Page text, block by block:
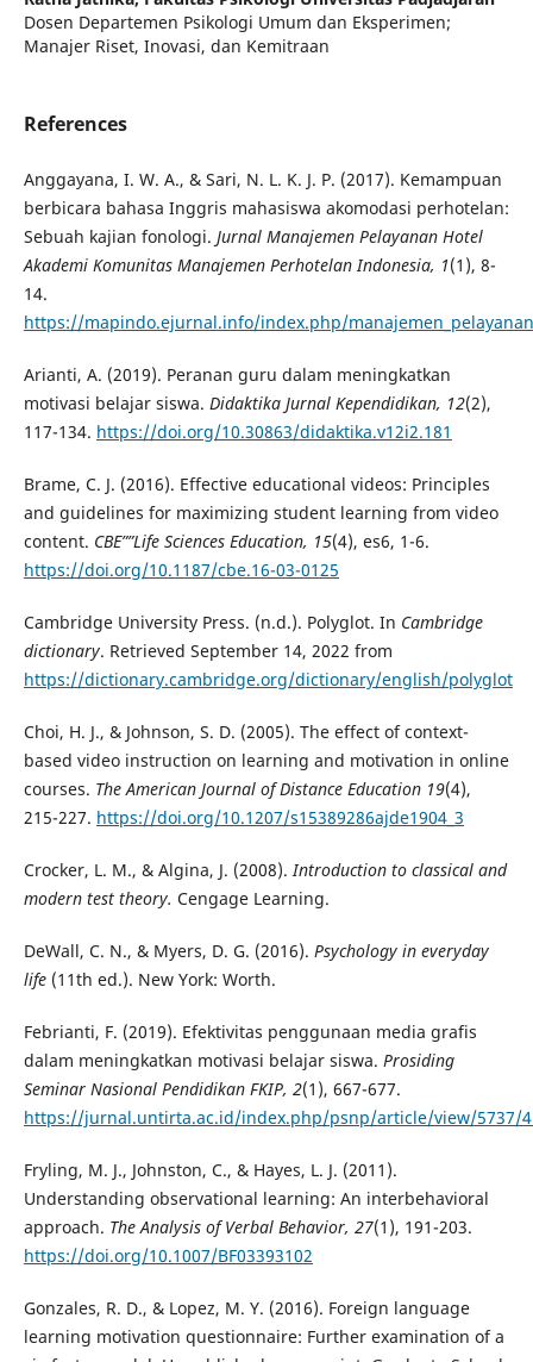
Dosen Departemen Psikologi Umum dan Eksperimen;
Manajer Riset, Inovasi, dan Kemitraan
References
Anggayana, I. W. A., & Sari, N. L. K. J. P. (2017). Kemampuan
berbicara bahasa Inggris mahasiswa akomodasi perhotelan:
Sebuah kajian fonologi. Jurnal Manajemen Pelayanan Hotel
Akademi Komunitas Manajemen Perhotelan Indonesia, 1(1), 8-
14.
https://mapindo.ejurnal.info/index.php/
Arianti, A. (2019). Peranan guru dalam meningkatkan
motivasi belajar siswa. Didaktika Jurnal Kependidikan, 12(2),
117-134. https://doi.org/10.30863/didaktika.v12i2.181
Brame, C. J. (2016). Effective educational videos: Principles
and guidelines for maximizing student learning from video
content. CBE””Life Sciences Education, 15(4), es6, 1-6.
https://doi.org/10.1187/cbe.16-03-0125
Cambridge University Press. (n.d.). Polyglot. In Cambridge
dictionary. Retrieved September 14, 2022 from
https://dictionary.cambridge.org/dictionary/english/polyglot
Choi, H. J., & Johnson, S. D. (2005). The effect of context-
based video instruction on learning and motivation in online
courses. The American Journal of Distance Education 19(4),
215-227. https://doi.org/10.1207/s15389286ajde1904_3
Crocker, L. M., & Algina, J. (2008).Introduction to classical and
modern test theory. Cengage Learning.
DeWall, C. N., & Myers, D. G. (2016). Psychology in everyday
life(11th ed.). New York: Worth.
Febrianti, F. (2019). Efektivitas penggunaan media grafis
dalam meningkatkan motivasi belajar siswa. Prosiding
Seminar Nasional Pendidikan FKIP, 2(1), 667-677.
https://jurnal.untirta.ac.id/index.php/psnp/article/view/5737/
Fryling, M. J., Johnston, C., & Hayes, L. J. (2011).
Understanding observational learning: An interbehavioral
approach. The Analysis of Verbal Behavior, 27(1), 191-203.
https://doi.org/10.1007/BF03393102
Gonzales, R. D., & Lopez, M. Y. (2016). Foreign language
learning motivation questionnaire: Further examination of a